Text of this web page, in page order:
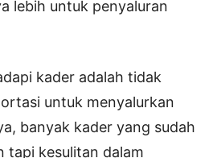
lebih untuk penyaluran
kader adalah tidak
untuk menyalurkan
banyak kader yang sudah
tapi kesulitan dalam